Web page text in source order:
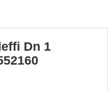
Dn 1